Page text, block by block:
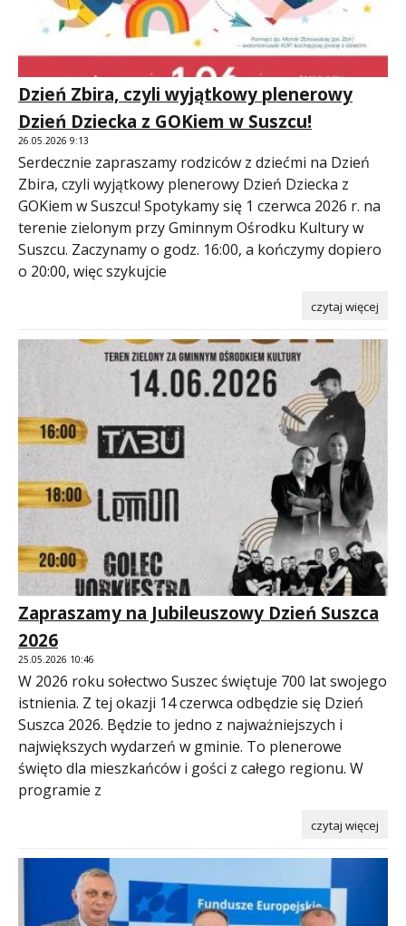
Dzień Zbira, czyli wyjątkowy plenerowy
Dzień Dziecka z GOKiem w Suszcu!
26.05.2026 9:13
Serdecznie zapraszamy rodziców z dziećmi na Dzień
Zbira, czyli wyjątkowy plenerowy Dzień Dziecka z
GOKiem w Suszcu! Spotykamy się 1 czerwca 2026 r. na
terenie zielonym przy Gminnym Ośrodku Kultury w
Suszcu. Zaczynamy o godz. 16:00, a kończymy dopiero
o 20:00, więc szykujcie
czytaj więcej
Zapraszamy na Jubileuszowy Dzień Suszca
2026
25.05.2026 10:46
W 2026 roku sołectwo Suszec świętuje 700 lat swojego
istnienia. Z tej okazji 14 czerwca odbędzie się Dzień
Suszca 2026. Będzie to jedno z najważniejszych i
największych wydarzeń w gminie. To plenerowe
święto dla mieszkańców i gości z całego regionu. W
programie z
czytaj więcej